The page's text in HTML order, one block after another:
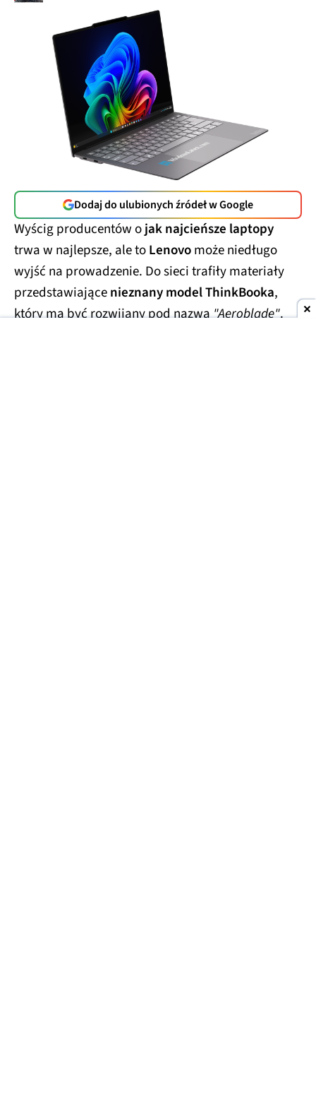
Dodaj do ulubionych źródeł w Google
Wyścig producentów ojak najcieńsze laptopy
trwa w najlepsze, ale toLenovomoże niedługo
wyjść na prowadzenie. Do sieci trafiły materiały
przedstawiającenieznany model ThinkBooka,
który ma być rozwijany pod nazwą"Aeroblade".